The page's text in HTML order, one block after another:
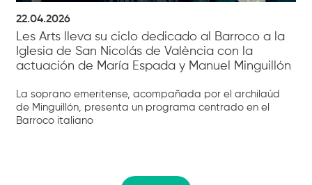
22.04.2026
Les Arts lleva su ciclo dedicado al Barroco a la
Iglesia de San Nicolás de València con la
actuación de María Espada y Manuel Minguillón
La soprano emeritense, acompañada por el archilaúd
de Minguillón, presenta un programa centrado en el
Barroco italiano